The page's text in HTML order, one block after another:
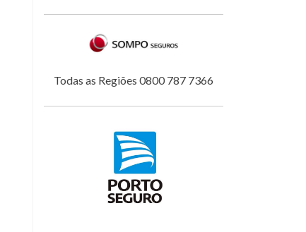
Todas as Regiões 0800 787 7366